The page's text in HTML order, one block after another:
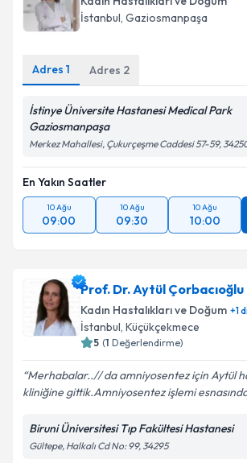
Kadın Hastalıkları ve Doğum
İstanbul, Gaziosmanpaşa
Adres 1 Adres 2
İstinye Üniversite Hastanesi Medical Park
Gaziosmanpaşa
Merkez Mahallesi, Çukurçeşme Caddesi 57-59, 34250
En Yakın Saatler
10 Ağu
09:00
10 Ağu
09:30
10 Ağu
10:00
Prof. Dr. Aytül Çorbacıoğlu
Kadın Hastalıkları ve Doğum
İstanbul, Küçükçekmece
( Değerlendirme)
Merhabalar..// da amniyosentez için Aytül
kliniğine gittik.Amniyosentez işlemi
Biruni Üniversitesi Tıp Fakültesi Hastanesi
Gültepe, Halkalı Cd No: 99, 34295